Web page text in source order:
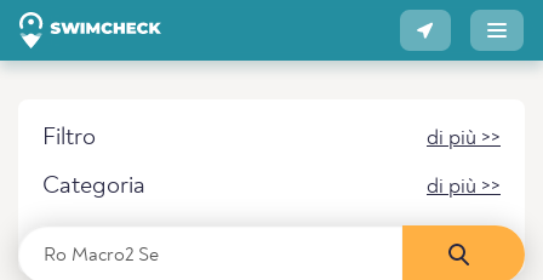
Filtro di più >>
Categoria di più >>